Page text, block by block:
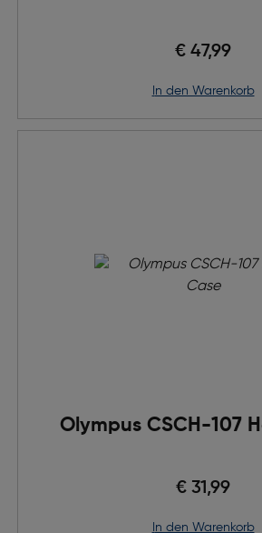
€ 47,99
in den Warenkorb
Olympus CSCH-107
€ 31,99
in den Warenkorb